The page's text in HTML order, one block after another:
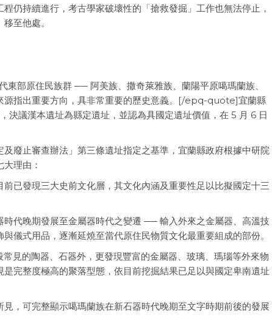
仍持續進行，考古學家破壞性的「搶救發掘」工作也無法停止，
至他處。
部原住民族群 ── 阿美族、撒奇萊雅族、蘭陽平原噶瑪蘭族、
源指出重要方向，具非常重要的歷史意義。[/epq-quote]宜蘭縣
決議漢本遺址為縣定遺址，並認為具國定遺址價值，在 5 月 6 日
廢止審查辦法」第三條遺址指定之基準，宜蘭縣政府根據中研院
理由：
已發現三大史前文化層，其文化內涵及重要性足以比擬國定十三
代晚期發展至金屬器時代之變遷 ── 輸入外來之金屬器、高溫技
儀式用品，逐漸延燒至當代原住民物質文化最重要組成的部份。
見的陶器、石器外，更發現豐富的金屬器、玻璃、瑪瑙等外來物
完整度極高的聚落型態，依目前挖掘結果已足以與國定卑南遺址
，可完整顯示噶瑪蘭族在新石器時代晚期至文字時期前後的發展